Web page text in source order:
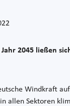
2045 ließen
Windkraft
allen Sektoren